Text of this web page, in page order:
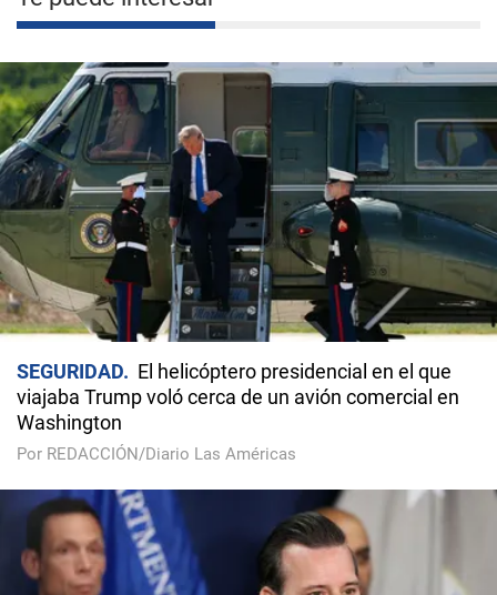
SEGURIDAD
El helicóptero presidencial en el que
viajaba Trump voló cerca de un avión comercial en
Washington
Por REDACCIÓN/Diario Las Américas